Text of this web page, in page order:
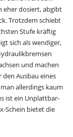
eher dosiert, abgibt
Trotzdem schiebt
Stufe kräftig
sich als wendiger,
und machen
den Ausbau eines
allerdings kaum
ist ein Unplattbar-
Schein bietet die